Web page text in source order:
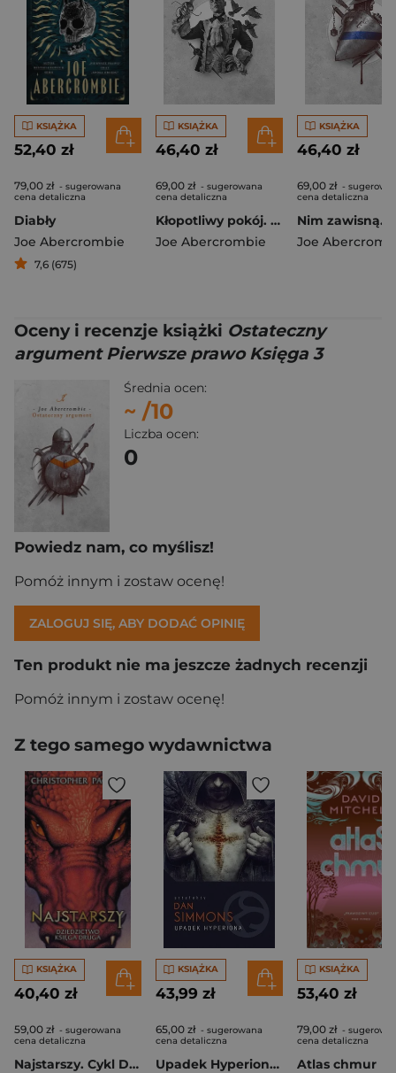
KSIĄŻKA
52,40 zł
79,00 zł - sugerowana
cena detaliczna
Diabły
Joe Abercrombie
7,6 (675)
KSIĄŻKA
46,40 zł
69,00 zł - sugerowana
cena detaliczna
Kłopotliwy pokój. Cykl Pierwsze prawo
Joe Abercrombie
KSIĄŻKA
46,40 zł
69,00 zł -
cena detaliczna
Joe
Oceny i recenzje książki Ostateczny
argument Pierwsze prawo Księga 3
Średnia ocen:
~ /10
Liczba ocen:
0
Powiedz nam, co myślisz!
Pomóż innym i zostaw ocenę!
ZALOGUJ SIĘ, ABY DODAĆ OPINIĘ
Ten produkt nie ma jeszcze żadnych recenzji
Pomóż innym i zostaw ocenę!
Z tego samego wydawnictwa
KSIĄŻKA
40,40 zł
59,00 zł - sugerowana
cena detaliczna
Najstarszy. Cykl Dziedzictwo. Księga 2
KSIĄŻKA
43,99 zł
65,00 zł - sugerowana
cena detaliczna
Upadek Hyperiona. Hyperion. Tom 2
KSIĄŻKA
53,40 zł
79,00 zł -
cena detaliczna
Atlas chmur